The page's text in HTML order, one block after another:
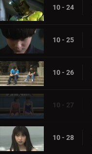
10 - 24
10 - 25
10 - 26
10 - 27
10 - 28